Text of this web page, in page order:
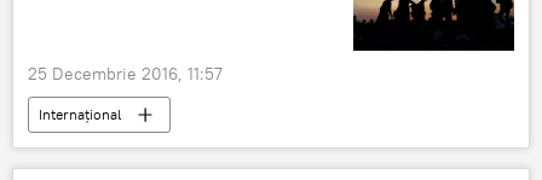
25 Decembrie 2016, 11:57
Internaţional
Alegerile parlamentare din Germania 2017